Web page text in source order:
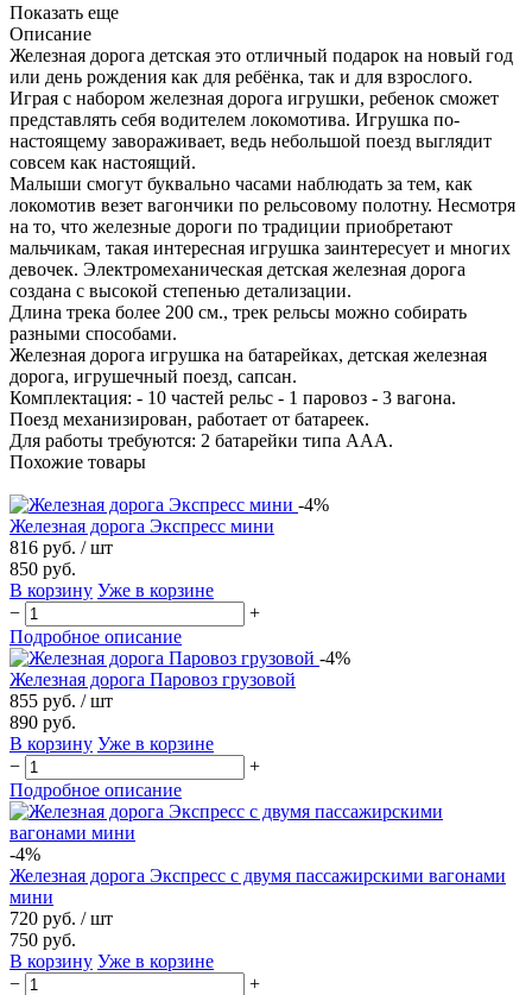
Показать еще
Описание
Железная дорога детская это отличный подарок на новый год
или день рождения как для ребёнка, так и для взрослого.
Играя с набором железная дорога игрушки, ребенок сможет
представлять себя водителем локомотива. Игрушка по-
настоящему завораживает, ведь небольшой поезд выглядит
совсем как настоящий.
Малыши смогут буквально часами наблюдать за тем, как
локомотив везет вагончики по рельсовому полотну. Несмотря
на то, что железные дороги по традиции приобретают
мальчикам, такая интересная игрушка заинтересует и многих
девочек. Электромеханическая детская железная дорога
создана с высокой степенью детализации.
Длина трека более 200 см., трек рельсы можно собирать
разными способами.
Железная дорога игрушка на батарейках, детская железная
дорога, игрушечный поезд, сапсан.
Комплектация: - 10 частей рельс - 1 паровоз - 3 вагона.
Поезд механизирован, работает от батареек.
Для работы требуются: 2 батарейки типа ААА.
Похожие товары
-4%
Железная дорога Экспресс мини
816 руб. / шт
850 руб.
В корзину Уже в корзине
−
+
Подробное описание
-4%
Железная дорога Паровоз грузовой
855 руб. / шт
890 руб.
В корзину Уже в корзине
−
+
Подробное описание
-4%
Железная дорога Экспресс с двумя пассажирскими вагонами
мини
720 руб. / шт
750 руб.
В корзину Уже в корзине
−
+